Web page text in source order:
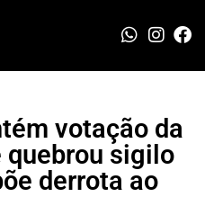
votação da
quebrou sigilo
derrota ao